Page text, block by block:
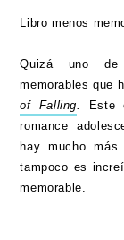
Libro menos
Quizá uno
memorables que
of Falling.
Este
romance
hay mucho
tampoco es
memorable.